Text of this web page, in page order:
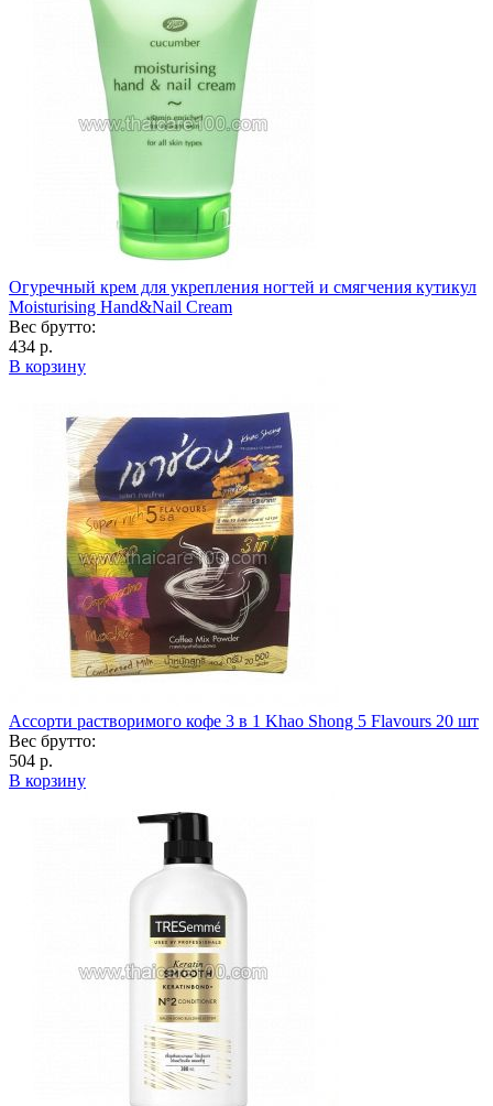
Огуречный крем для укрепления ногтей и смягчения кутикул
Moisturising Hand&Nail Cream
Вес брутто:
434 р.
В корзину
Ассорти растворимого кофе 3 в 1 Khao Shong 5 Flavours 20 шт
Вес брутто:
504 р.
В корзину